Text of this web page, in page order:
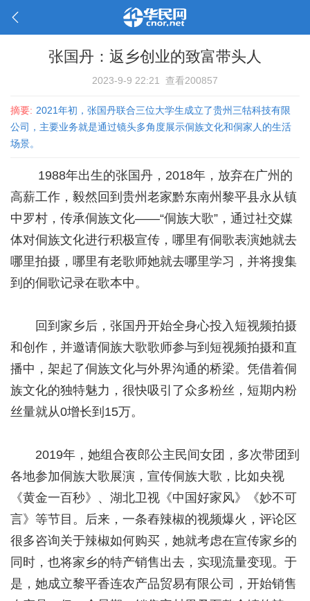
张国丹：返乡创业的致富带头人
2023-9-9 22:21 查看200857
摘要: 2021年初，张国丹联合三位大学生成立了贵州三牯科技有限
公司，主要业务就是通过镜头多角度展示侗族文化和侗家人的生活
场景。
1988年出生的张国丹，2018年，放弃在广州的
高薪工作，毅然回到贵州老家黔东南州黎平县永从镇
中罗村，传承侗族文化——“侗族大歌”，通过社交媒
体对侗族文化进行积极宣传，哪里有侗歌表演她就去
哪里拍摄，哪里有老歌师她就去哪里学习，并将搜集
到的侗歌记录在歌本中。
回到家乡后，张国丹开始全身心投入短视频拍摄
和创作，并邀请侗族大歌歌师参与到短视频拍摄和直
播中，架起了侗族文化与外界沟通的桥梁。凭借着侗
族文化的独特魅力，很快吸引了众多粉丝，短期内粉
丝量就从0增长到15万。
2019年，她组合夜郎公主民间女团，多次带团到
各地参加侗族大歌展演，宣传侗族大歌，比如央视
《黄金一百秒》、湖北卫视《中国好家风》《妙不可
言》等节目。后来，一条舂辣椒的视频爆火，评论区
很多咨询关于辣椒如何购买，她就考虑在宣传家乡的
同时，也将家乡的特产销售出去，实现流量变现。于
是，她成立黎平香连农产品贸易有限公司，开始销售